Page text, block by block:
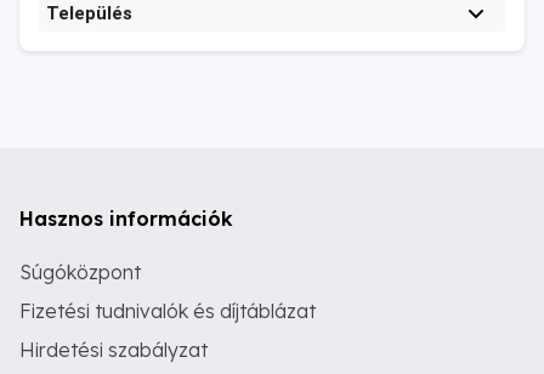
Település
Hasznos információk
Súgóközpont
Fizetési tudnivalók és díjtáblázat
Hirdetési szabályzat